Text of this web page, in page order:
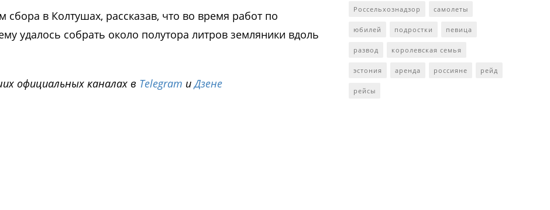
в Колтушах, рассказав, что во время работ по
удалось собрать около полутора литров земляники вдоль
официальных каналах в Telegram иДзене
Россельхознадзор самолеты
юбилей подростки певица
развод королевская семья
эстония аренда россияне рейд
рейсы